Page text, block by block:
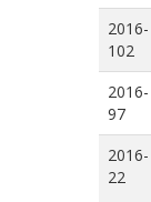
2016-
102
2016-
97
2016-
22